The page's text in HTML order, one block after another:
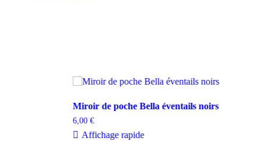
Miroir de poche Bella éventails noirs
6,00€
Affichage rapide